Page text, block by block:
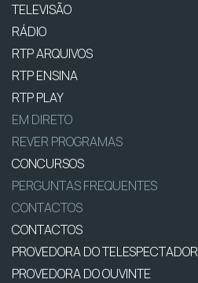
TELEVISÃO
RÁDIO
RTP ARQUIVOS
RTP ENSINA
RTP PLAY
EM DIRETO
REVER PROGRAMAS
CONCURSOS
PERGUNTAS FREQUENTES
CONTACTOS
CONTACTOS
PROVEDORA DO TELESPECTADOR
PROVEDORA DO OUVINTE